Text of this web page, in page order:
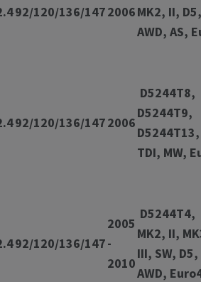
92/120/136/1472006MK2, II, D5,
AWD, AS,
92/120/136/1472006
D5244T8,
D5244T9,
TDI, MW,
92/120/136/147
2005
-
2010
D5244T4,
MK2, II,
III, SW, D5,
AWD,